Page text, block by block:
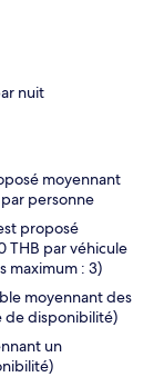
nuit
moyennant
personne
proposé
THB par véhicule
maximum : 3)
moyennant des
de disponibilité)
un